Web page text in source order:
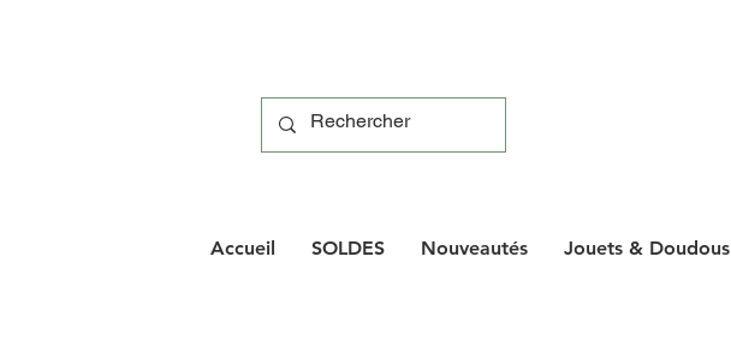
Accueil SOLDES Nouveautés Jouets & Doudous